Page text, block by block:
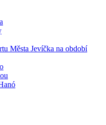
Města Jevíčka na období